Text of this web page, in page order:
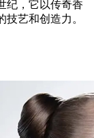
纪，它以传奇香
艺和创造力。